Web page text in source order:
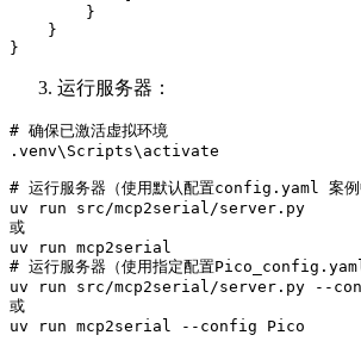
        }
    }
运行服务器：
# 确保已激活虚拟环境
.venv\Scripts\activate
# 运行服务器（使用默认配置config.yaml 案例
uv run src/mcp2serial/server.py
或
uv run mcp2serial
# 运行服务器（使用指定配置Pico_config.yaml
uv run src/mcp2serial/server.py --
或